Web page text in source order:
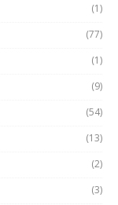
(1)
(77)
(1)
(9)
(54)
(13)
(2)
(3)